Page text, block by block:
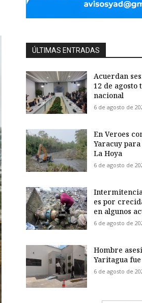
ÚLTIMAS ENTRADAS
Acuerdan
12 de
nacional
6 de agosto de
En Veroes
Yaracuy
La Hoya
6 de agosto de
es por
en algunos
6 de agosto de
Hombre
Yaritagua
6 de agosto de